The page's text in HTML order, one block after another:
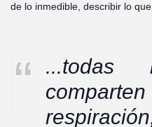
de lo inmedible, describir lo
...todas